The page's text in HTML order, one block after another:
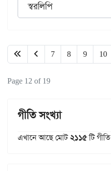
স্বরলিপি
7 8 9 10
Page 12 of 19
গীতি সংখ্যা
এখানে আছে মোট২১১৫টি গীতি